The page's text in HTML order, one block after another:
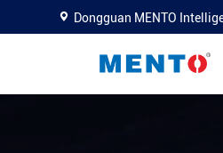
Dongguan MENTO